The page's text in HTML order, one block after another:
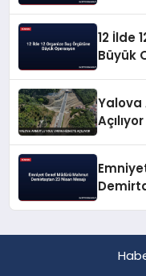
12 İlde
Büyük
Yalova
Açılıyor